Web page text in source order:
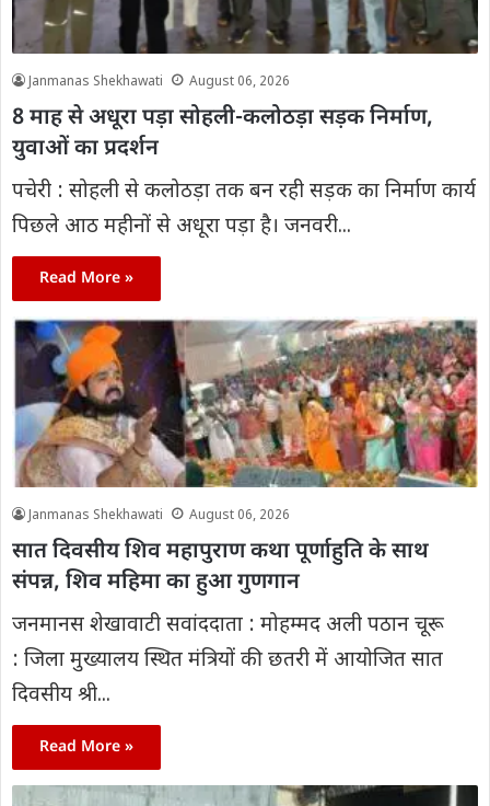
Janmanas Shekhawati August 06, 2026
8 माह से अधूरा पड़ा सोहली-कलोठड़ा सड़क निर्माण,
युवाओं का प्रदर्शन
पचेरी : सोहली से कलोठड़ा तक बन रही सड़क का निर्माण कार्य
पिछले आठ महीनों से अधूरा पड़ा है। जनवरी...
Read More »
Janmanas Shekhawati August 06, 2026
सात दिवसीय शिव महापुराण कथा पूर्णाहुति के साथ
संपन्न, शिव महिमा का हुआ गुणगान
जनमानस शेखावाटी सवांददाता : मोहम्मद अली पठान चूरू
: जिला मुख्यालय स्थित मंत्रियों की छतरी में आयोजित सात
दिवसीय श्री...
Read More »